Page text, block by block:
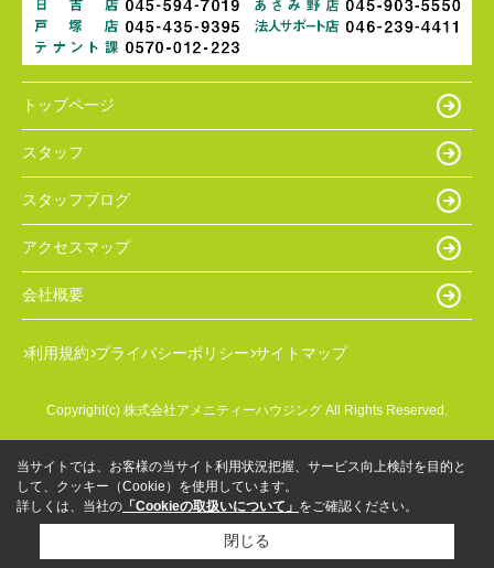
トップページ
スタッフ
スタッフブログ
アクセスマップ
会社概要
利用規約 プライバシーポリシー サイトマップ
Copyright(c) 株式会社アメニティーハウジング All Rights Reserved.
当サイトでは、お客様の当サイト利用状況把握、サービス向上検討を目的と
して、クッキー（Cookie）を使用しています。
詳しくは、当社の 「Cookieの取扱いについて」 をご確認ください。
閉じる